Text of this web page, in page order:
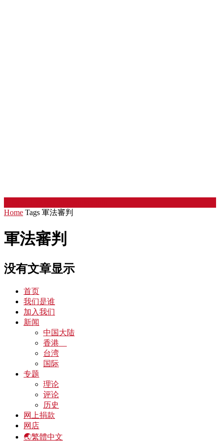
Home Tags 軍法審判
軍法審判
没有文章显示
首页
我们是谁
加入我们
新闻
中国大陆
香港
台湾
国际
专题
理论
评论
历史
网上捐款
网店
🌏繁體中文